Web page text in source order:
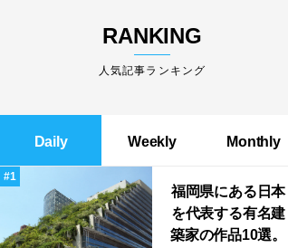
RANKING
人気記事ランキング
Daily Weekly Monthly
福岡県にある日本
を代表する有名建
築家の作品10選。